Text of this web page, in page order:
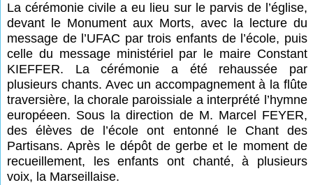
La cérémonie civile a eu lieu sur le parvis de l’église,
devant le Monument aux Morts, avec la lecture du
message de l’UFAC par trois enfants de l’école, puis
celle du message ministériel par le maire Constant
KIEFFER. La cérémonie a été rehaussée par
plusieurs chants. Avec un accompagnement à la flûte
traversière, la chorale paroissiale a interprété l’hymne
européeen. Sous la direction de M. Marcel FEYER,
des élèves de l’école ont entonné le Chant des
Partisans. Après le dépôt de gerbe et le moment de
recueillement, les enfants ont chanté, à plusieurs
voix, la Marseillaise.